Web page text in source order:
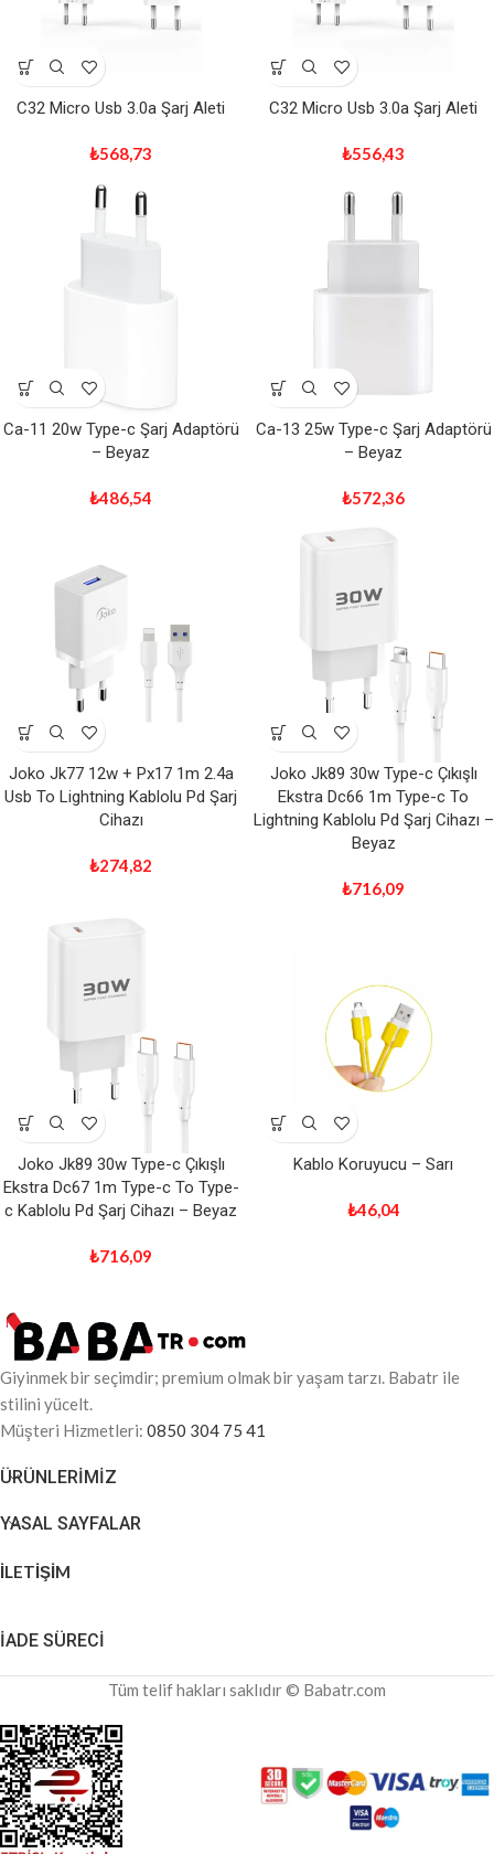
C32 Micro Usb 3.0a Şarj Aleti
₺568,73
C32 Micro Usb 3.0a Şarj Aleti
₺556,43
Ca-11 20w Type-c Şarj Adaptörü
– Beyaz
₺486,54
Ca-13 25w Type-c Şarj Adaptörü
– Beyaz
₺572,36
Joko Jk77 12w + Px17 1m 2.4a
Usb To Lightning Kablolu Pd Şarj
Cihazı
₺274,82
Joko Jk89 30w Type-c Çıkışlı
Ekstra Dc66 1m Type-c To
Lightning Kablolu Pd Şarj Cihazı –
Beyaz
₺716,09
Joko Jk89 30w Type-c Çıkışlı
Ekstra Dc67 1m Type-c To Type-
c Kablolu Pd Şarj Cihazı – Beyaz
₺716,09
Kablo Koruyucu – Sarı
₺46,04
Giyinmek bir seçimdir; premium olmak bir yaşam tarzı. Babatr ile
stilini yücelt.
Müşteri Hizmetleri: 0850 304 75 41
ÜRÜNLERIMIZ
YASAL SAYFALAR
İLETİŞİM
İADE SÜRECİ
Tüm telif hakları saklıdır © Babatr.com